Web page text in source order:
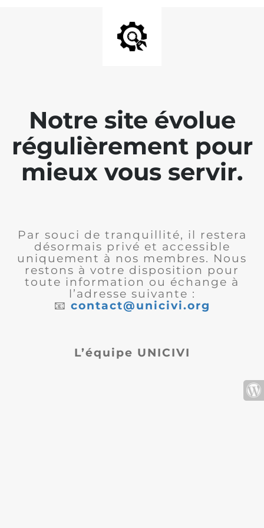
Notre site évolue
régulièrement pour
mieux vous servir.
Par souci de tranquillité, il restera
désormais privé et accessible
uniquement à nos membres. Nous
restons à votre disposition pour
toute information ou échange à
l’adresse suivante :
📧 contact@unicivi.org
L’équipe UNICIVI